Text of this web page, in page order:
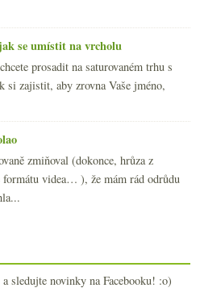
se umístit na vrcholu
prosadit na saturovaném trhu s
si zajistit, aby zrovna Vaše jméno,
zmiňoval (dokonce, hrůza z
formátu videa… ), že mám rád odrůdu
sledujte novinky na Facebooku! :o)